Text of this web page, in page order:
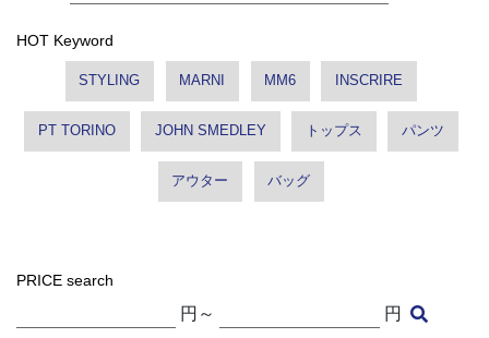
HOT Keyword
STYLING MARNI MM6 INSCRIRE
PT TORINO JOHN SMEDLEY トップス パンツ
アウター バッグ
PRICE search
円～ 円